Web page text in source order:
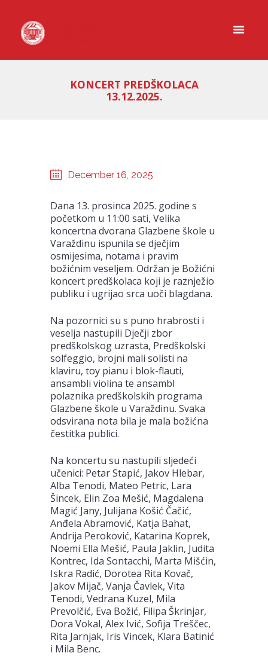
KONCERT PREDŠKOLACA
13.12.2025.
December 16, 2025
Dana 13. prosinca 2025. godine s
početkom u 11:00 sati, Velika
koncertna dvorana Glazbene škole u
Varaždinu ispunila se dječjim
osmijesima, notama i pravim
božićnim veseljem. Održan je Božićni
koncert predškolaca koji je raznježio
publiku i ugrijao srca uoči blagdana.
Na pozornici su s puno hrabrosti i
veselja nastupili Dječji zbor
predškolskog uzrasta, Predškolski
solfeggio, brojni mali solisti na
klaviru, toy pianu i blok-flauti,
ansambli violina te ansambl
polaznika predškolskih programa
Glazbene škole u Varaždinu. Svaka
odsvirana nota bila je mala božićna
čestitka publici.
Na koncertu su nastupili sljedeći
učenici: Petar Stapić, Jakov Hlebar,
Alba Tenodi, Mateo Petric, Lara
Šincek, Elin Zoa Mešić, Magdalena
Magić Jany, Julijana Košić Čačić,
Anđela Abramović, Katja Bahat,
Andrija Peroković, Katarina Koprek,
Noemi Ella Mešić, Paula Jaklin, Judita
Kontrec, Ida Sontacchi, Marta Mišćin,
Iskra Radić, Dorotea Rita Kovač,
Jakov Mijač, Vanja Čavlek, Vita
Tenodi, Vedrana Kuzel, Mila
Prevolčić, Eva Božić, Filipa Škrinjar,
Dora Vokal, Alex Ivić, Sofija Treščec,
Rita Jarnjak, Iris Vincek, Klara Batinić
i Mila Benc.